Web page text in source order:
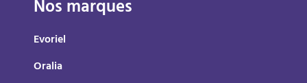
Nos marques
Evoriel
Oralia